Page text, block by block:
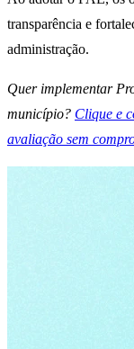
transparência e
administração.
Quer implementar
município? Clique e
avaliação sem